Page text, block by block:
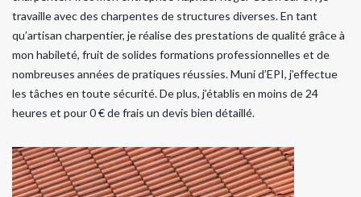
travaille avec des charpentes de structures diverses. En tant
qu’artisan charpentier, je réalise des prestations de qualité grâce à
mon habileté, fruit de solides formations professionnelles et de
nombreuses années de pratiques réussies. Muni d’EPI, j’effectue
les tâches en toute sécurité. De plus, j’établis en moins de 24
heures et pour 0 € de frais un devis bien détaillé.